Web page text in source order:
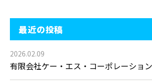
最近の投稿
2026.02.09
有限会社ケー・エス・コーポレーショ